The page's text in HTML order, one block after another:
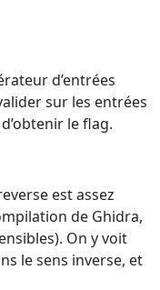
d’entrées
sur les entrées
le flag.
est assez
de Ghidra,
On y voit
le sens inverse, et